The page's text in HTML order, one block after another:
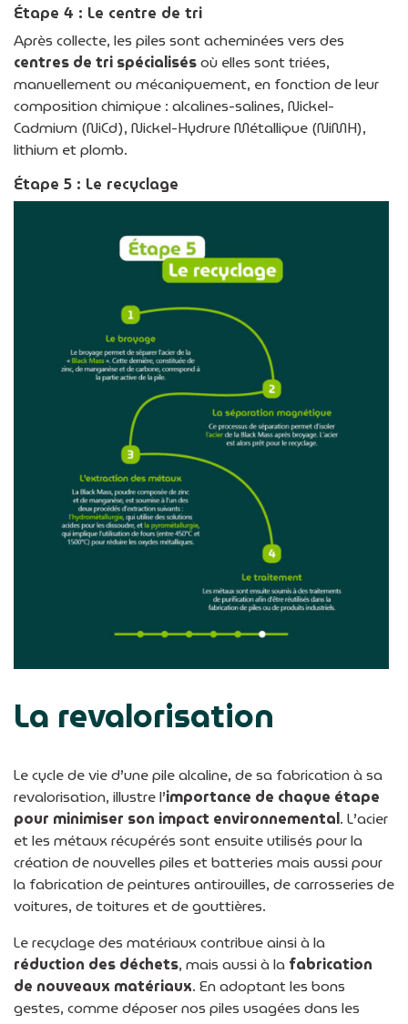
Étape 4 : Le centre de tri
Après collecte, les piles sont acheminées vers des
centres de tri spécialisésoù elles sont triées,
manuellement ou mécaniquement, en fonction de leur
composition chimique : alcalines-salines, Nickel-
Cadmium (NiCd), Nickel-Hydrure Métallique (NiMH),
lithium et plomb.
Étape 5 : Le recyclage
La revalorisation
Le cycle de vie d’une pile alcaline, de sa fabrication à sa
revalorisation, illustre l’importance de chaque étape
pour minimiser son impact environnemental. L’acier
et les métaux récupérés sont ensuite utilisés pour la
création de nouvelles piles et batteries mais aussi pour
la fabrication de peintures antirouilles, de carrosseries de
voitures, de toitures et de gouttières.
Le recyclage des matériaux contribue ainsi à la
réduction des déchets, mais aussi à la fabrication
de nouveaux matériaux. En adoptant les bons
gestes, comme déposer nos piles usagées dans les